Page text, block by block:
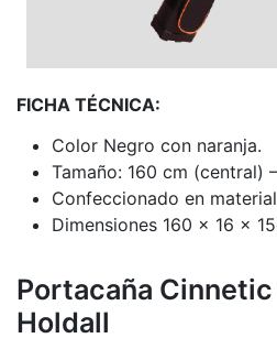
FICHA TÉCNICA:
Color Negro con naranja.
Tamaño: 160 cm (central)
Confeccionado en
Dimensiones 160 x 16 x
Portacaña
Holdall